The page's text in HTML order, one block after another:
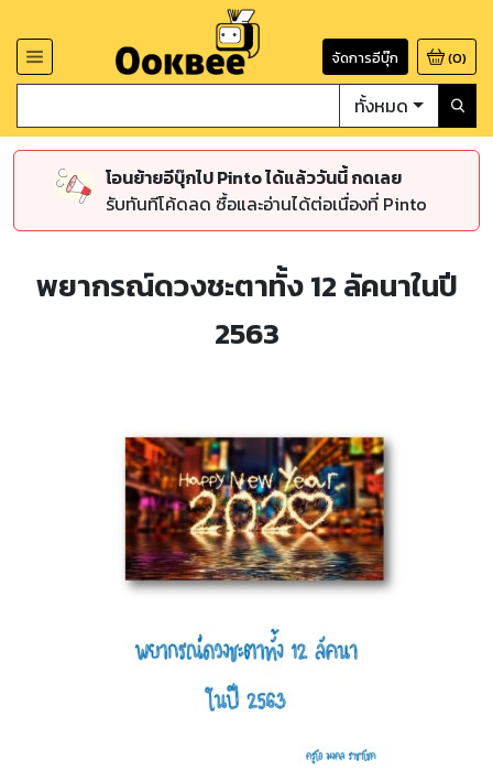
จัดการอีบุ๊ก (0)
ทั้งหมด
โอนย้ายอีบุ๊กไป Pinto ได้แล้ววันนี้ กดเลย
รับทันทีโค้ดลด ซื้อและอ่านได้ต่อเนื่องที่ Pinto
พยากรณ์ดวงชะตาทั้ง 12 ลัคนาในปี
2563